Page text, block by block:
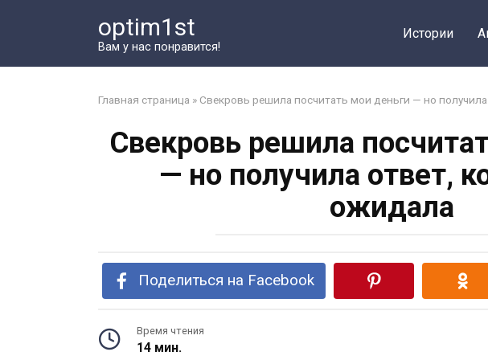
optim1st
Вам у нас понравится!
Истории
Главная страница » Свекровь решила посчитать мои деньги — но
Свекровь решила
— но получила ответ,
ожидала
Поделиться на Facebook
Время чтения
14 мин.